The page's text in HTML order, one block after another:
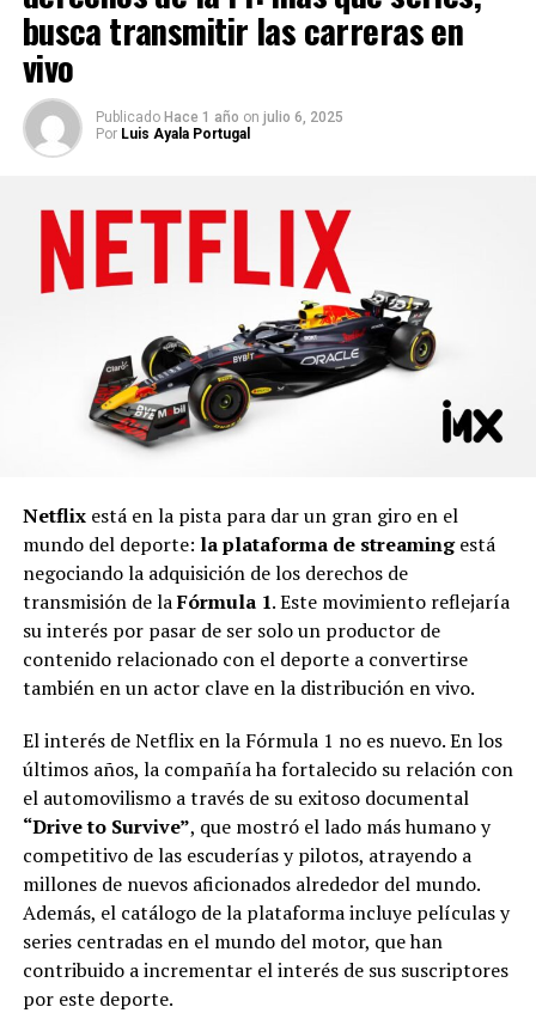
busca transmitir las carreras en
vivo
Publicado Hace 1 año on julio 6, 2025
Por Luis Ayala Portugal
Netflixestá en la pista para dar un gran giro en el
mundo del deporte: la plataforma de streamingestá
negociando la adquisición de los derechos de
transmisión de laFórmula 1. Este movimiento reflejaría
su interés por pasar de ser solo un productor de
contenido relacionado con el deporte a convertirse
también en un actor clave en la distribución en vivo.
El interés de Netflix en la Fórmula 1 no es nuevo. En los
últimos años, la compañía ha fortalecido su relación con
el automovilismo a través de su exitoso documental
“Drive to Survive”, que mostró el lado más humano y
competitivo de las escuderías y pilotos, atrayendo a
millones de nuevos aficionados alrededor del mundo.
Además, el catálogo de la plataforma incluye películas y
series centradas en el mundo del motor, que han
contribuido a incrementar el interés de sus suscriptores
por este deporte.